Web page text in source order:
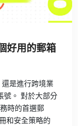
好用的郵箱
是進行跨境業
號。 對於大部分
時的首選郵
和安全策略的